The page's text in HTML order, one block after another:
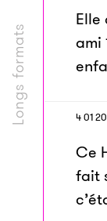
Longs formats
ami
4 01
Ce
fait